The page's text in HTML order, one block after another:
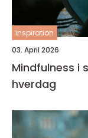
inspiration
03. April 2026
Mindfulness
hverdag